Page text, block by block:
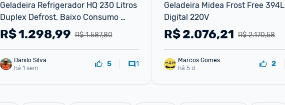
Geladeira Refrigerador HQ 230 Litros
Duplex Defrost, Baixo Consumo
A+++ PretoCinza HQ-230RDFS (220,
Volts)
R$ 1.587,80
R$1.298,99
Danilo Silva
há 1 sem
5 1
Geladeira Midea Frost Free 394L
Digital 220V
R$ 2.170,58
R$2.076,21
Marcos Gomes
há 5 d
2